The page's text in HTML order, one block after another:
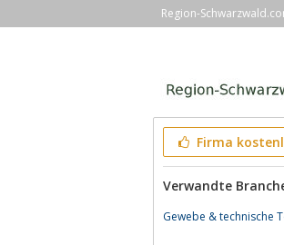
Region-
Firma
Verwandte
Gewebe & technische